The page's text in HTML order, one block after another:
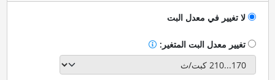
لا تغيير في معدل البت
تغيير معدل البت المتغير: